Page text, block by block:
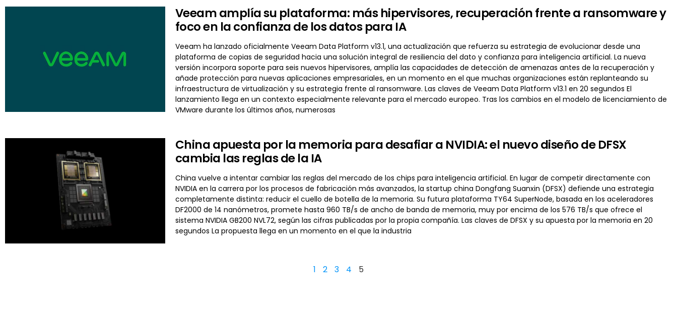
Veeam amplía su plataforma: más hipervisores, recuperación frente a ransomware y
foco en la confianza de los datos para IA
Veeam ha lanzado oficialmente Veeam Data Platform v13.1, una actualización que refuerza su estrategia de evolucionar desde una
plataforma de copias de seguridad hacia una solución integral de resiliencia del dato y confianza para inteligencia artificial. La nueva
versión incorpora soporte para seis nuevos hipervisores, amplía las capacidades de detección de amenazas antes de la recuperación y
añade protección para nuevas aplicaciones empresariales, en un momento en el que muchas organizaciones están replanteando su
infraestructura de virtualización y su estrategia frente al ransomware. Las claves de Veeam Data Platform v13.1 en 20 segundos El
lanzamiento llega en un contexto especialmente relevante para el mercado europeo. Tras los cambios en el modelo de licenciamiento de
VMware durante los últimos años, numerosas
China apuesta por la memoria para desafiar a NVIDIA: el nuevo diseño de DFSX
cambia las reglas de la IA
China vuelve a intentar cambiar las reglas del mercado de los chips para inteligencia artificial. En lugar de competir directamente con
NVIDIA en la carrera por los procesos de fabricación más avanzados, la startup china Dongfang Suanxin (DFSX) defiende una estrategia
completamente distinta: reducir el cuello de botella de la memoria. Su futura plataforma TY64 SuperNode, basada en los aceleradores
DF2000 de 14 nanómetros, promete hasta 960 TB/s de ancho de banda de memoria, muy por encima de los 576 TB/s que ofrece el
sistema NVIDIA GB200 NVL72, según las cifras publicadas por la propia compañía. Las claves de DFSX y su apuesta por la memoria en 20
segundos La propuesta llega en un momento en el que la industria
1 2 3 4 5